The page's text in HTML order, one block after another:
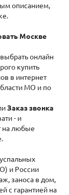
описанием,
Москве
онлайн
купить
в интернет
МО и по
Заказ звонка
- и
на любые
и России
заноса в дом,
с гарантией на